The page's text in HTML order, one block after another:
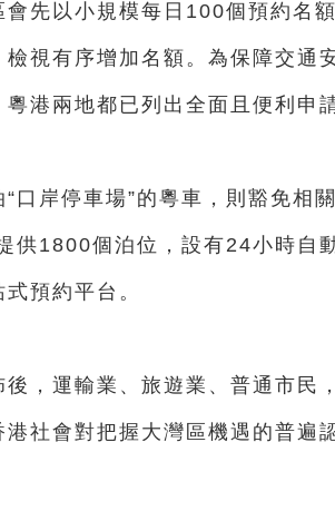
以小規模每日100個預約名額
視有序增加名額。為保障交通
港兩地都已列出全面且便利申
岸停車場”的粵車，則豁免相關
供1800個泊位，設有24小時自
預約平台。
運輸業、旅遊業、普通市民，
社會對把握大灣區機遇的普遍